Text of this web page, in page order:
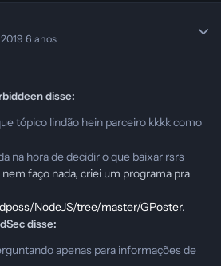
20196 anos
disse:
tópico lindão hein parceiro kkkk como
na hora de decidir o que baixar rsrs
faço nada, criei um programa pra
NodeJS/tree/master/GPoster.
disse:
apenas para informações de